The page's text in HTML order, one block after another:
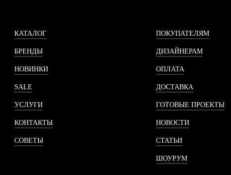
КАТАЛОГ
БРЕНДЫ
НОВИНКИ
SALE
УСЛУГИ
КОНТАКТЫ
СОВЕТЫ
ПОКУПАТЕЛЯМ
ДИЗАЙНЕРАМ
ОПЛАТА
ДОСТАВКА
ГОТОВЫЕ ПРОЕКТЫ
НОВОСТИ
СТАТЬИ
ШОУРУМ